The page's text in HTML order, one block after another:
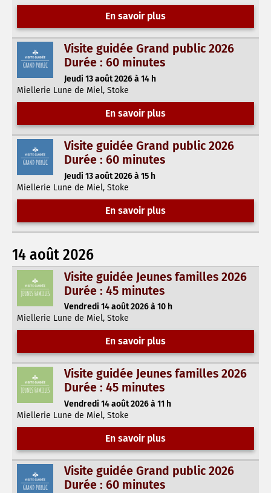
En savoir plus
Visite guidée Grand public 2026
Durée : 60 minutes
Jeudi 13 août 2026 à 14 h
Miellerie Lune de Miel, Stoke
En savoir plus
Visite guidée Grand public 2026
Durée : 60 minutes
Jeudi 13 août 2026 à 15 h
Miellerie Lune de Miel, Stoke
En savoir plus
14 août 2026
Visite guidée Jeunes familles 2026
Durée : 45 minutes
Vendredi 14 août 2026 à 10 h
Miellerie Lune de Miel, Stoke
En savoir plus
Visite guidée Jeunes familles 2026
Durée : 45 minutes
Vendredi 14 août 2026 à 11 h
Miellerie Lune de Miel, Stoke
En savoir plus
Visite guidée Grand public 2026
Durée : 60 minutes